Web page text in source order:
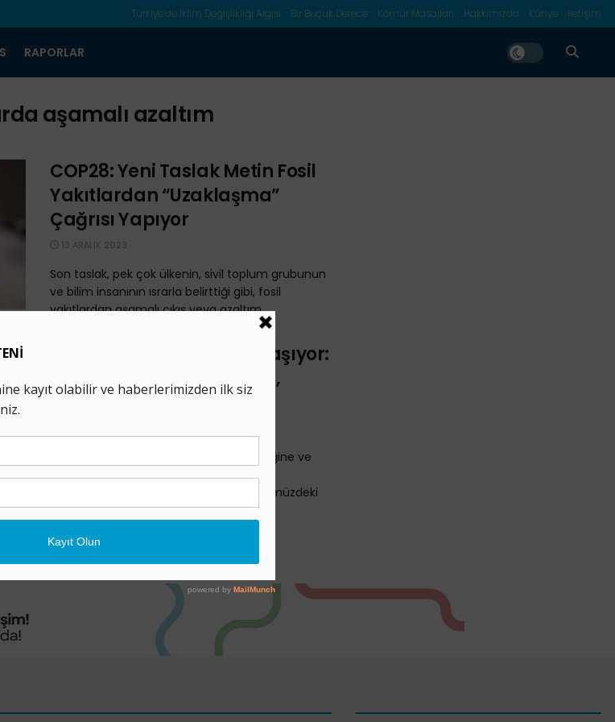
Türkiye’de İklim Değişlikliği Algısı Bir Buçuk Derece Kömür Masalları Hakkımızda Künye İletişim
RAPORLAR
aşamalı azaltım
COP28: Yeni Taslak Metin Fosil
Yakıtlardan “Uzaklaşma”
Çağrısı Yapıyor
13 ARALIK 2023
Son taslak, pek çok ülkenin, sivil toplum grubunun
ve bilim insanının ısrarla belirttiği gibi, fosil
yakıtlardan aşamalı çıkış veya azaltım ...
COP28’de Karar Anı Yaklaşıyor:
Fosil Yakıtlardan Çıkış mı,
Azaltım mı?
Dünyanın emisyonları nasıl azaltabileceğine ve
iklim krizinin en kötü etkilerini nasıl
önleyebileceğine dair müzakereler, önümüzdeki
birkaç gün içinde yoğunlaşacak ve ...